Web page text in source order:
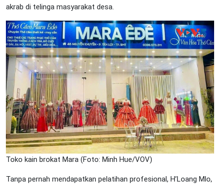
akrab di telinga masyarakat desa.
Toko kain brokat Mara (Foto: Minh Hue/VOV)
Tanpa pernah mendapatkan pelatihan profesional, H’Loang Mlo,